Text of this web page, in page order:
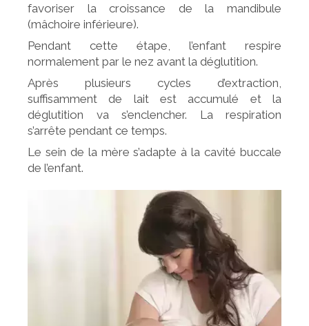
favoriser la croissance de la mandibule
(mâchoire inférieure).
Pendant cette étape, l’enfant respire
normalement par le nez avant la déglutition.
Après plusieurs cycles d’extraction,
suffisamment de lait est accumulé et la
déglutition va s’enclencher. La respiration
s’arrête pendant ce temps.
Le sein de la mère s’adapte à la cavité buccale
de l’enfant.